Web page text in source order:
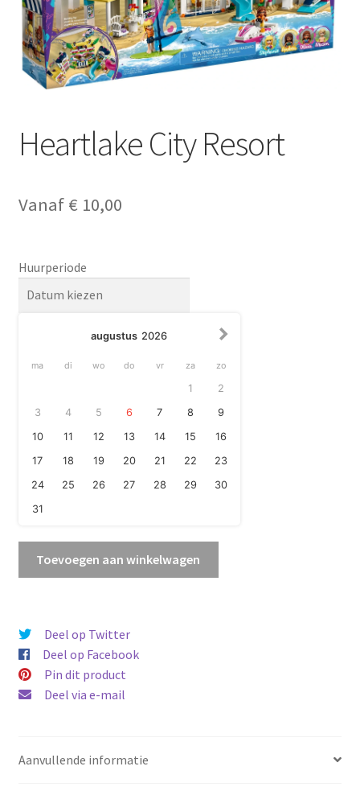
Heartlake City Resort
Vanaf € 10,00
Huurperiode
augustus 2026
ma di wo do vr za zo
1
2
3
4 5 6 7 8
9
10
11 12 13 14 15
16
17
18 19 20 21 22
23
24
25 26 27 28 29
30
31
Toevoegen aan winkelwagen
Deel op Twitter
Deel op Facebook
Pin dit product
Deel via e-mail
Aanvullende informatie